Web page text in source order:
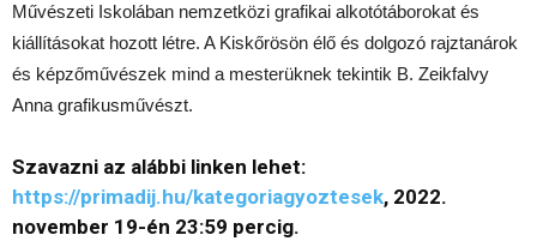
Művészeti Iskolában nemzetközi grafikai alkotótáborokat és
kiállításokat hozott létre. A Kiskőrösön élő és dolgozó rajztanárok
és képzőművészek mind a mesterüknek tekintik B. Zeikfalvy
Anna grafikusművészt.
Szavazni az alábbi linken lehet:
https://primadij.hu/kategoriagyoztesek, 2022.
november 19-én 23:59 percig.